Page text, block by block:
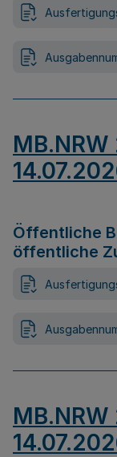
Öffentliche
öffentliche